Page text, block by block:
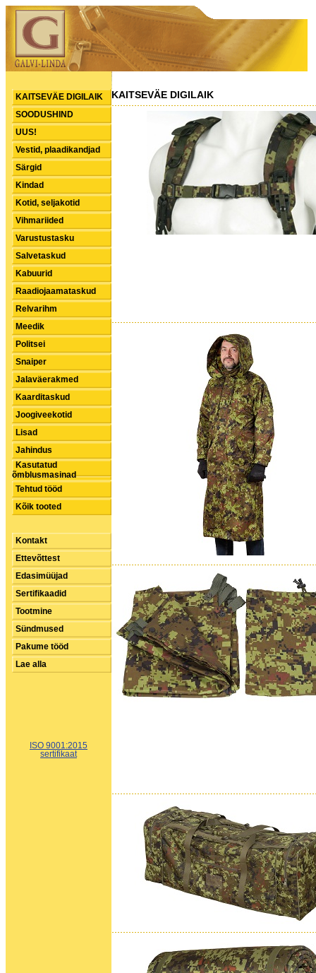
KAITSEVÄE DIGILAIK
SOODUSHIND
UUS!
Vestid, plaadikandjad
Särgid
Kindad
Kotid, seljakotid
Vihmariided
Varustustasku
Salvetaskud
Kabuurid
Raadiojaamataskud
Relvarihm
Meedik
Politsei
Snaiper
Jalaväerakmed
Kaarditaskud
Joogiveekotid
Lisad
Jahindus
Kasutatud
õmblusmasinad
Tehtud tööd
Kõik tooted
Kontakt
Ettevõttest
Edasimüüjad
Sertifikaadid
Tootmine
Sündmused
Pakume tööd
Lae alla
ISO 9001:2015
sertifikaat
KAITSEVÄE DIGILAIK